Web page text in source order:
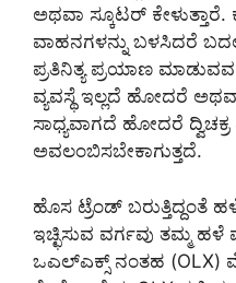
ಅಥವಾ ಸ್ಕೂಟರ್ ಕೇಳುತ್ತಾರೆ.
ವಾಹನಗಳನ್ನು ಬಳಸಿದರೆ
ಪ್ರತಿನಿತ್ಯ ಪ್ರಯಾಣ
ವ್ಯವಸ್ಥೆ ಇಲ್ಲದೆ ಹೋದರೆ
ಸಾಧ್ಯವಾಗದೆ ಹೋದರೆ ದ್ವಿಚಕ್ರ
ಅವಲಂಬಿಸಬೇಕಾಗುತ್ತದೆ.
ಹೊಸ ಟ್ರೆಂಡ್ ಬರುತ್ತಿದ್ದಂತೆ
ಇಚ್ಛಿಸುವ ವರ್ಗವು ತಮ್ಮ
ಒಎಲ್ಎಕ್ಸ್ ನಂತಹ (OLX)